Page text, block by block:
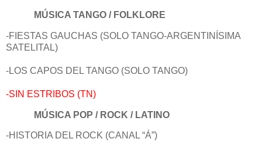
MÚSICA TANGO / FOLKLORE
-FIESTAS GAUCHAS (SOLO TANGO-ARGENTINÍSIMA
SATELITAL)
-LOS CAPOS DEL TANGO (SOLO TANGO)
-SIN ESTRIBOS (TN)
MÚSICA POP / ROCK / LATINO
-HISTORIA DEL ROCK (CANAL “Á”)